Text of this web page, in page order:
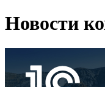
Новости